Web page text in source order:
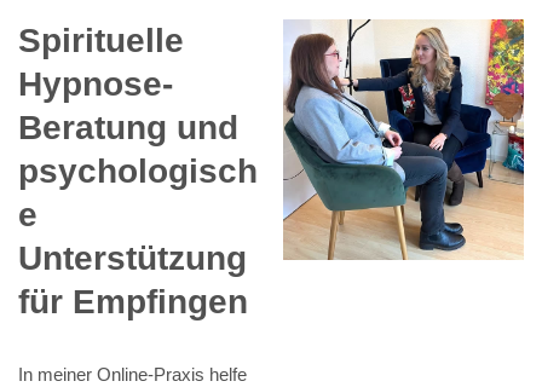
Spirituelle
Hypnose-
Beratung und
psychologisch
e
Unterstützung
für Empfingen
In meiner Online-Praxis helfe